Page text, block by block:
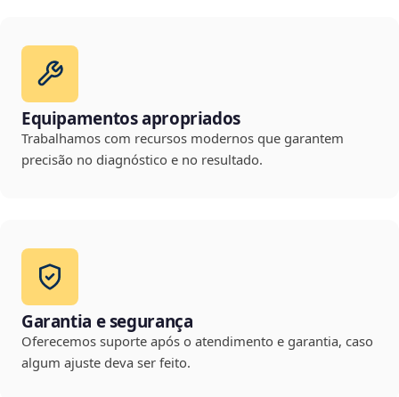
Equipamentos apropriados
Trabalhamos com recursos modernos que garantem
precisão no diagnóstico e no resultado.
Garantia e segurança
Oferecemos suporte após o atendimento e garantia, caso
algum ajuste deva ser feito.